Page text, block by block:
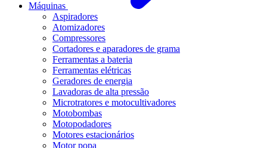
Máquinas
Aspiradores
Atomizadores
Compressores
Cortadores e aparadores de grama
Ferramentas a bateria
Ferramentas elétricas
Geradores de energia
Lavadoras de alta pressão
Microtratores e motocultivadores
Motobombas
Motopodadores
Motores estacionários
Motor popa